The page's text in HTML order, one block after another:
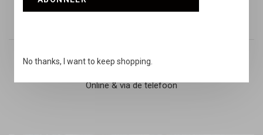
Retouren
Online & via de telefoon
No thanks, I want to keep shopping.